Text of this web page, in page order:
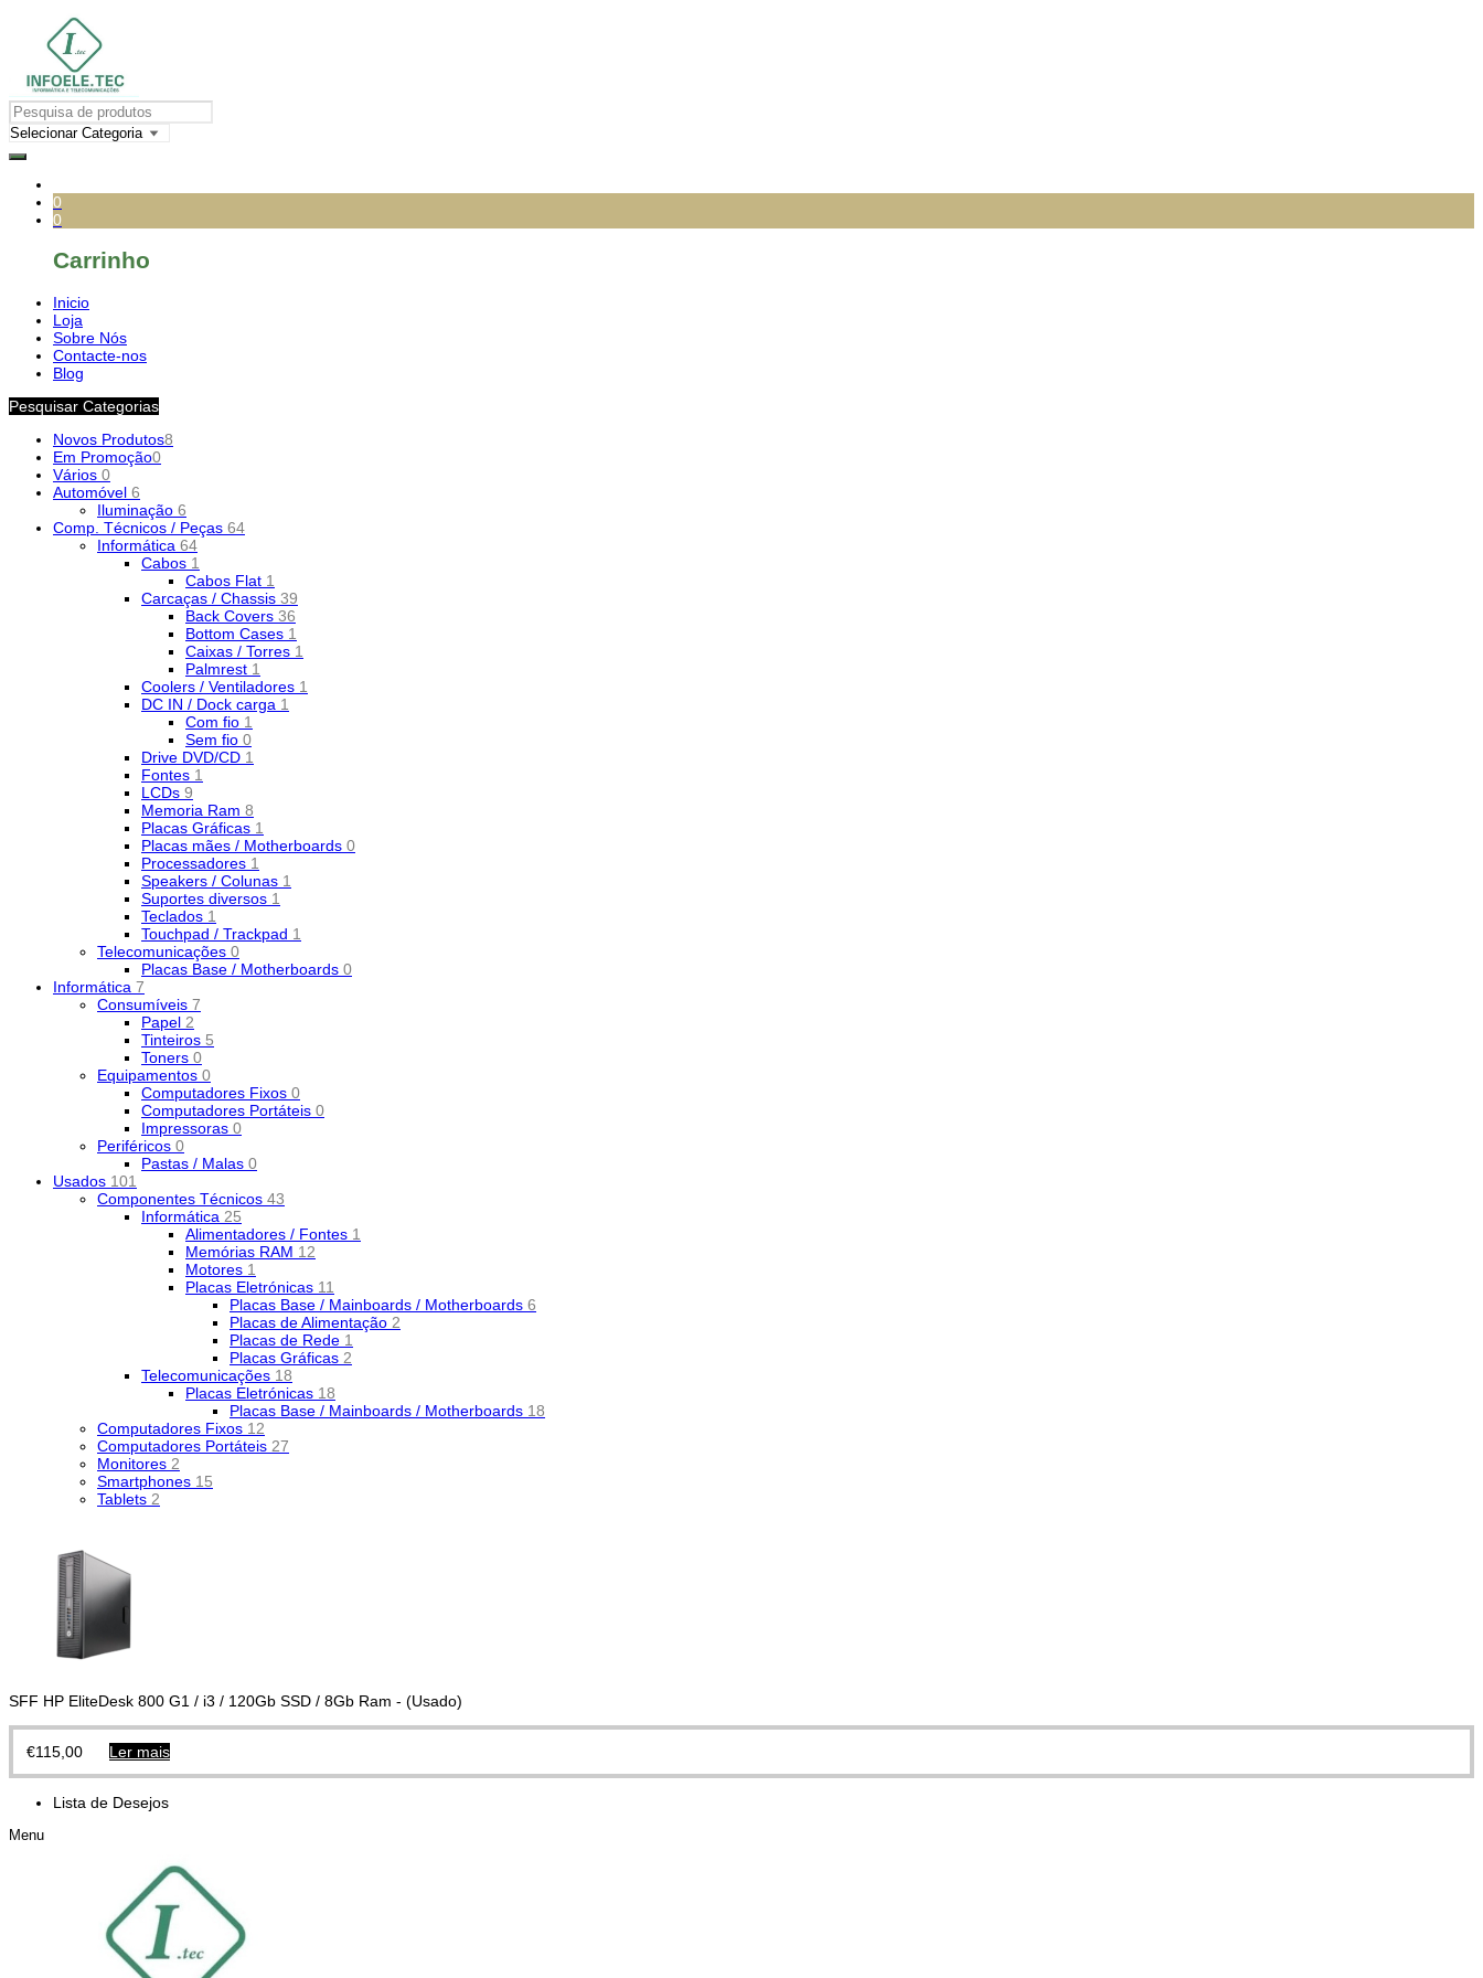
0
0
Carrinho
Inicio
Loja
Sobre Nós
Contacte-nos
Blog
Pesquisar Categorias
Novos Produtos8
Em Promoção0
Vários 0
Automóvel 6
Iluminação 6
Comp. Técnicos / Peças 64
Informática 64
Cabos 1
Cabos Flat 1
Carcaças / Chassis 39
Back Covers 36
Bottom Cases 1
Caixas / Torres 1
Palmrest 1
Coolers / Ventiladores 1
DC IN / Dock carga 1
Com fio 1
Sem fio 0
Drive DVD/CD 1
Fontes 1
LCDs 9
Memoria Ram 8
Placas Gráficas 1
Placas mães / Motherboards 0
Processadores 1
Speakers / Colunas 1
Suportes diversos 1
Teclados 1
Touchpad / Trackpad 1
Telecomunicações 0
Placas Base / Motherboards 0
Informática 7
Consumíveis 7
Papel 2
Tinteiros 5
Toners 0
Equipamentos 0
Computadores Fixos 0
Computadores Portáteis 0
Impressoras 0
Periféricos 0
Pastas / Malas 0
Usados 101
Componentes Técnicos 43
Informática 25
Alimentadores / Fontes 1
Memórias RAM 12
Motores 1
Placas Eletrónicas 11
Placas Base / Mainboards / Motherboards 6
Placas de Alimentação 2
Placas de Rede 1
Placas Gráficas 2
Telecomunicações 18
Placas Eletrónicas 18
Placas Base / Mainboards / Motherboards 18
Computadores Fixos 12
Computadores Portáteis 27
Monitores 2
Smartphones 15
Tablets 2
SFF HP EliteDesk 800 G1 / i3 / 120Gb SSD / 8Gb Ram - (Usado)
€115,00 Ler mais
Lista de Desejos
Menu